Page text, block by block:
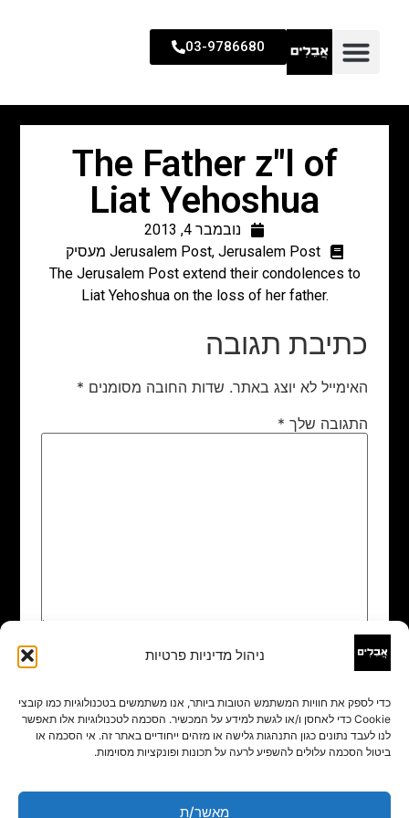
ניהול מדיניות פרטיות
כדי לספק את חוויות המשתמש הטובות ביותר, אנו משתמשים בטכנולוגיות כמו קובצי
Cookie כדי לאחסן ו/או לגשת למידע על המכשיר. הסכמה לטכנולוגיות אלו תאפשר
לנו לעבד נתונים כגון התנהגות גלישה או מזהים ייחודיים באתר זה. אי הסכמה או
ביטול הסכמה עלולים להשפיע לרעה על תכונות ופונקציות מסוימות.
מאשר/ת
03-9786680
The Father z"l of
Liat Yehoshua
נובמבר 4, 2013
Jerusalem Post, Jerusalem Post מעסיק
The Jerusalem Post extend their condolences to
Liat Yehoshua on the loss of her father.
כתיבת תגובה
האימייל לא יוצג באתר. שדות החובה מסומנים *
התגובה שלך *
שם
אימייל*